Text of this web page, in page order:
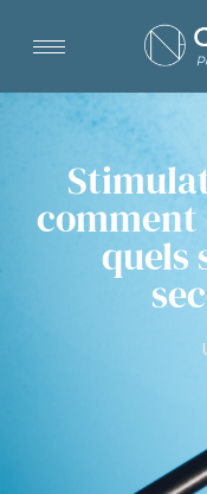
comment
quels